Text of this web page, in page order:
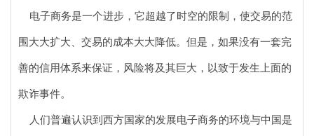
电子商务是一个进步，它超越了时空的限制，使交易的范
围大大扩大、交易的成本大大降低。但是，如果没有一套完
善的信用体系来保证，风险将及其巨大，以致于发生上面的
欺诈事件。
人们普遍认识到西方国家的发展电子商务的环境与中国是